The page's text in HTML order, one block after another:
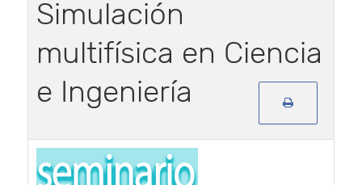
Simulación
multifísica en Ciencia
e Ingeniería